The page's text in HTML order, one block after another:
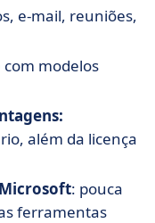
e-mail, reuniões,
com modelos
além da licença
: pouca
ferramentas